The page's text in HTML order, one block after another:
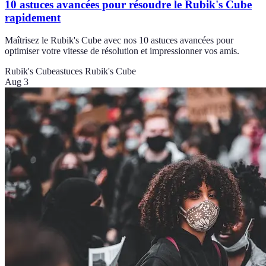
10 astuces avancées pour résoudre le Rubik's Cube
rapidement
Maîtrisez le Rubik's Cube avec nos 10 astuces avancées pour
optimiser votre vitesse de résolution et impressionner vos amis.
Rubik's Cubeastuces Rubik's Cube
Aug 3